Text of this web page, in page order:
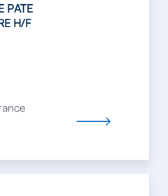
PATE
H/F